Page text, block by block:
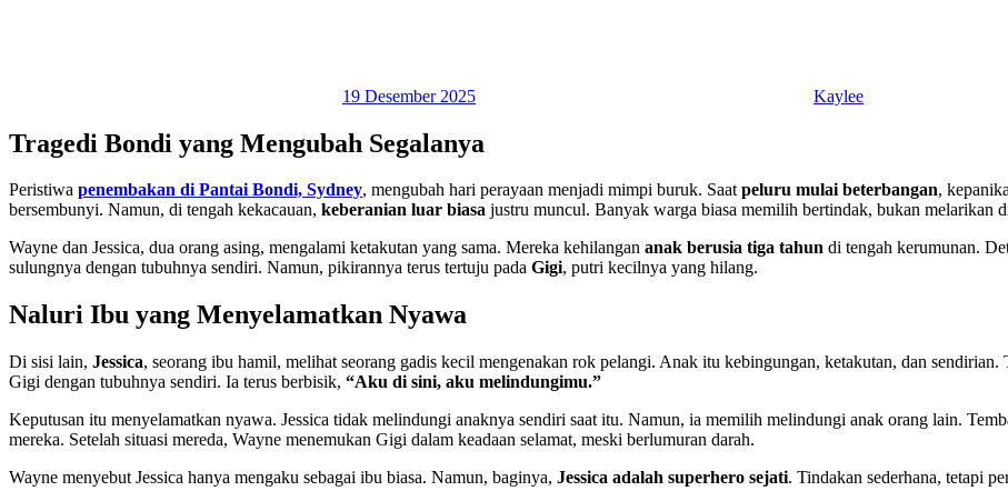
19 Desember 2025 Kaylee
Tragedi Bondi yang Mengubah Segalanya
Peristiwa penembakan di Pantai Bondi, Sydney, mengubah hari perayaan menjadi mimpi buruk. Saatpeluru mulai beterbangan,
bersembunyi. Namun, di tengah kekacauan, keberanian luar biasa justru muncul. Banyak warga biasa memilih bertindak, bukan melarikan
Wayne dan Jessica, dua orang asing, mengalami ketakutan yang sama. Mereka kehilangan anak berusia tiga tahun di tengah kerumunan.
sulungnya dengan tubuhnya sendiri. Namun, pikirannya terus tertuju pada Gigi, putri kecilnya yang hilang.
Naluri Ibu yang Menyelamatkan Nyawa
Di sisi lain, Jessica, seorang ibu hamil, melihat seorang gadis kecil mengenakan rok pelangi. Anak itu kebingungan, ketakutan, dan
Gigi dengan tubuhnya sendiri. Ia terus berbisik, “Aku di sini, aku melindungimu.”
Keputusan itu menyelamatkan nyawa. Jessica tidak melindungi anaknya sendiri saat itu. Namun, ia memilih melindungi anak orang lain.
mereka. Setelah situasi mereda, Wayne menemukan Gigi dalam keadaan selamat, meski berlumuran darah.
Wayne menyebut Jessica hanya mengaku sebagai ibu biasa. Namun, baginya, Jessica adalah superhero sejati. Tindakan sederhana, tetapi